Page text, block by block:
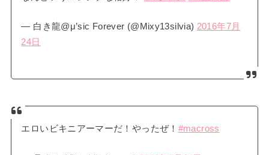
— 白き龍@μ’sic Forever (@Mixy13silvia) 2016年7月
24日
エロいビキニアーマーだ！やったぜ！ #macross